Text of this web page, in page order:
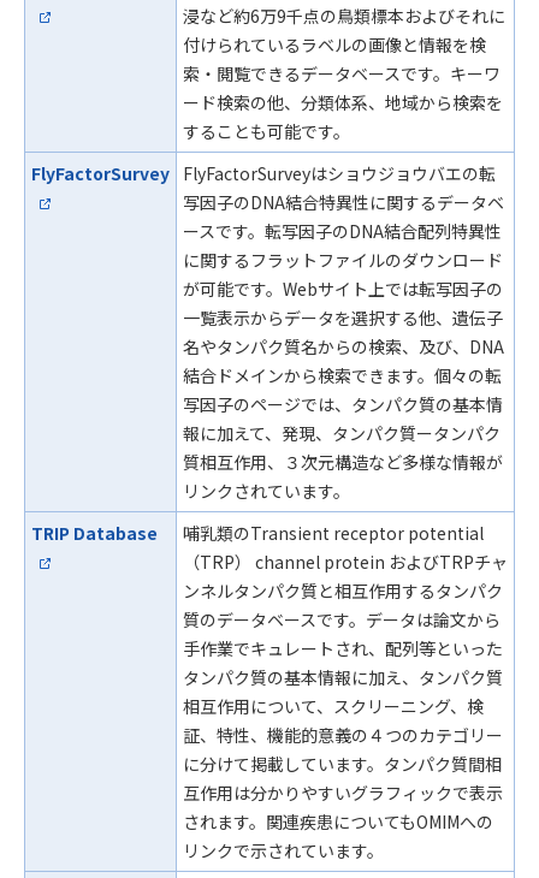
浸など約6万9千点の鳥類標本およびそれに
付けられているラベルの画像と情報を検
索・閲覧できるデータベースです。キーワ
ード検索の他、分類体系、地域から検索を
することも可能です。
FlyFactorSurvey FlyFactorSurveyはショウジョウバエの転
写因子のDNA結合特異性に関するデータベ
ースです。転写因子のDNA結合配列特異性
に関するフラットファイルのダウンロード
が可能です。Webサイト上では転写因子の
一覧表示からデータを選択する他、遺伝子
名やタンパク質名からの検索、及び、DNA
結合ドメインから検索できます。個々の転
写因子のページでは、タンパク質の基本情
報に加えて、発現、タンパク質ータンパク
質相互作用、３次元構造など多様な情報が
リンクされています。
TRIP Database
哺乳類のTransient receptor potential
（TRP） channel protein およびTRPチャ
ンネルタンパク質と相互作用するタンパク
質のデータベースです。データは論文から
手作業でキュレートされ、配列等といった
タンパク質の基本情報に加え、タンパク質
相互作用について、スクリーニング、検
証、特性、機能的意義の４つのカテゴリー
に分けて掲載しています。タンパク質間相
互作用は分かりやすいグラフィックで表示
されます。関連疾患についてもOMIMへの
リンクで示されています。